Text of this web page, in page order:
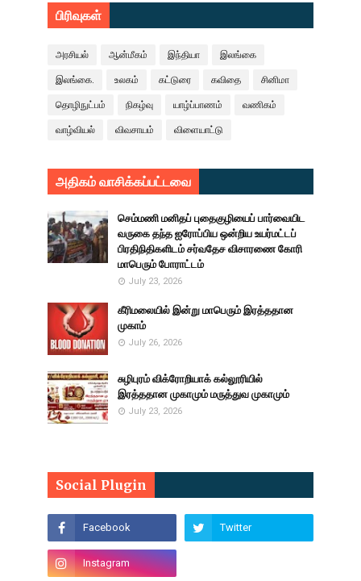
பிரிவுகள்
அரசியல் ஆன்மீகம் இந்தியா இலங்கை
இலங்கை. உலகம் கட்டுரை கவிதை சினிமா
தொழிநுட்பம் நிகழ்வு யாழ்ப்பாணம் வணிகம்
வாழ்வியல் விவசாயம் விளையாட்டு
அதிகம் வாசிக்கப்பட்டவை
செம்மணி மனிதப் புதைகுழியைப் பார்வையிட
வருகை தந்த ஐரோப்பிய ஒன்றிய உயர்மட்டப்
பிரதிநிதிகளிடம் சர்வதேச விசாரணை கோரி
மாபெரும் போராட்டம்
July 23, 2026
கீரிமலையில் இன்று மாபெரும் இரத்ததான
முகாம்
July 26, 2026
சுழிபுரம் விக்ரோறியாக் கல்லூரியில்
இரத்ததான முகாமும் மருத்துவ முகாமும்
July 23, 2026
Social Plugin